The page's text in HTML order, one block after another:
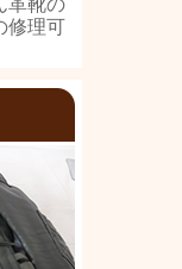
革靴の
修理可